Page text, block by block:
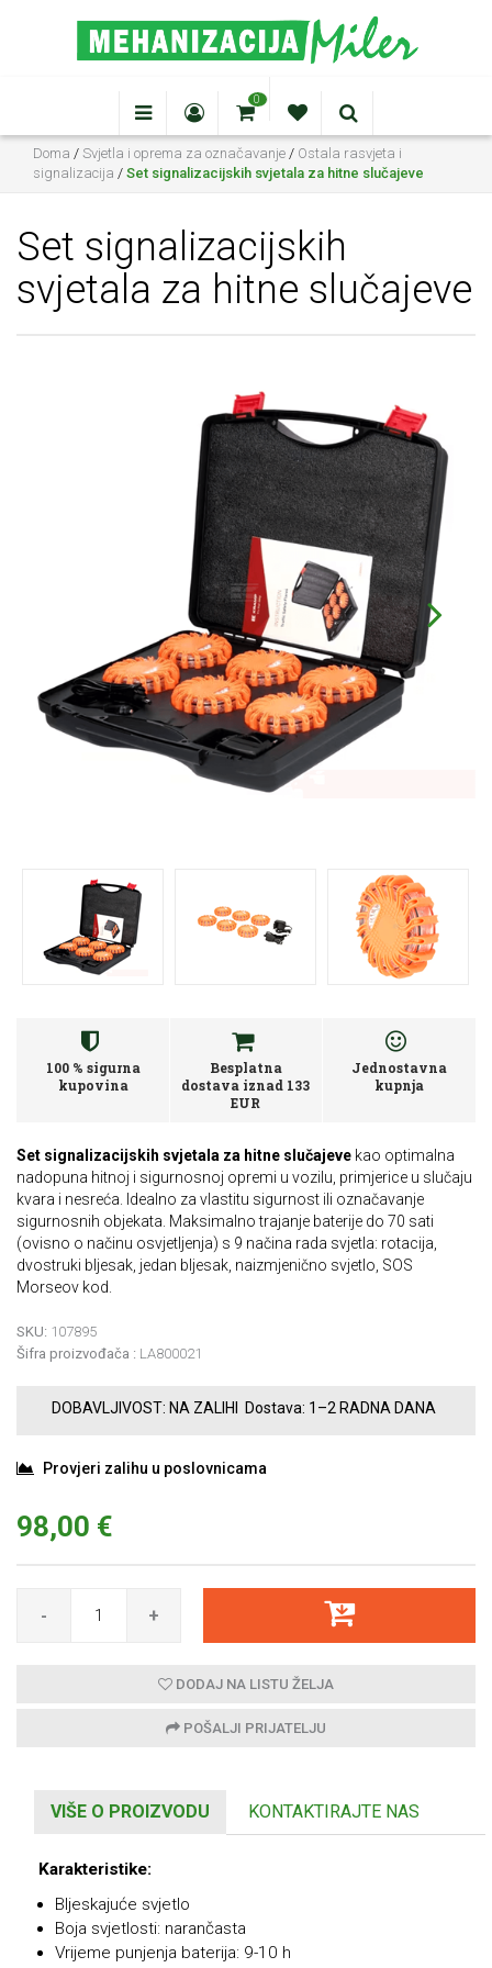
0
Doma / Svjetla i oprema za označavanje / Ostala rasvjeta i
signalizacija / Set signalizacijskih svjetala za hitne slučajeve
Set signalizacijskih
svjetala za hitne slučajeve
100 % sigurna
kupovina
Besplatna
dostava iznad 133
EUR
Jednostavna
kupnja
Set signalizacijskih svjetala za hitne slučajeve kao optimalna
nadopuna hitnoj i sigurnosnoj opremi u vozilu, primjerice u slučaju
kvara i nesreća. Idealno za vlastitu sigurnost ili označavanje
sigurnosnih objekata. Maksimalno trajanje baterije do 70 sati
(ovisno o načinu osvjetljenja) s 9 načina rada svjetla: rotacija,
dvostruki bljesak, jedan bljesak, naizmjenično svjetlo, SOS
Morseov kod.
SKU: 107895
Šifra proizvođača : LA800021
DOBAVLJIVOST: NA ZALIHI Dostava: 1–2 RADNA DANA
Provjeri zalihu u poslovnicama
98,00 €
- +
DODAJ NA LISTU ŽELJA
POŠALJI PRIJATELJU
VIŠE O PROIZVODU KONTAKTIRAJTE NAS
Karakteristike:
Bljeskajuće svjetlo
Boja svjetlosti: narančasta
Vrijeme punjenja baterija: 9-10 h